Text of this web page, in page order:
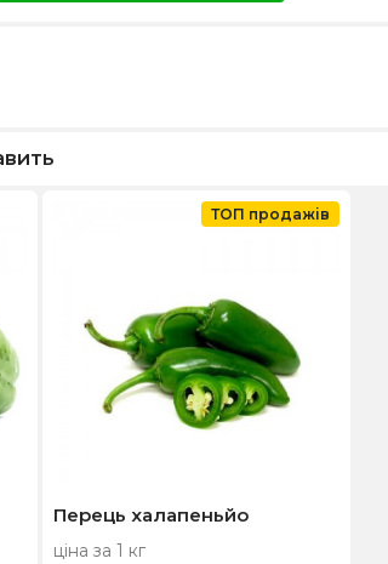
Перець халапеньйо
ціна за 1 кг
ТОП продажів